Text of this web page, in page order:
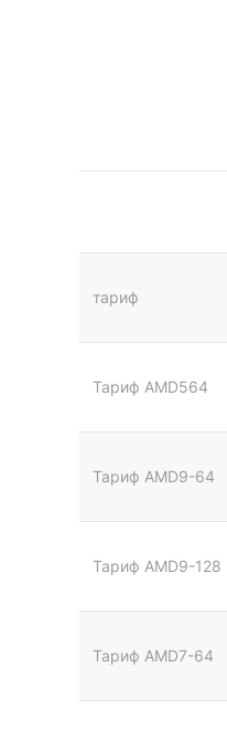
тариф
Тариф AMD564
Тариф AMD9-64
Тариф AMD9-128
Тариф AMD7-64